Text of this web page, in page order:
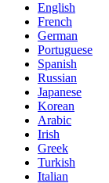
English
French
German
Portuguese
Spanish
Russian
Japanese
Korean
Arabic
Irish
Greek
Turkish
Italian